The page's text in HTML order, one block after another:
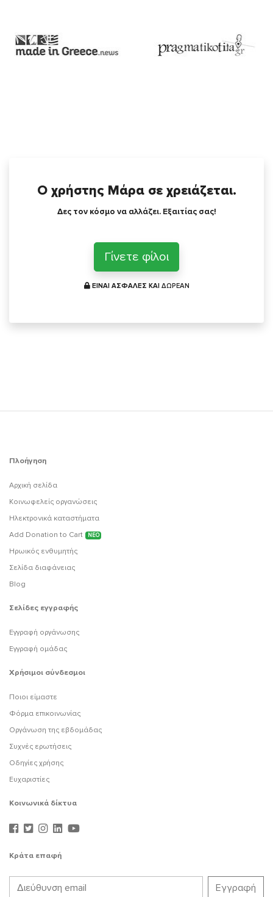
Ο χρήστης Μάρα σε χρειάζεται.
Δες τον κόσμο να αλλάζει. Εξαιτίας σας!
Γίνετε φίλοι
ΕΙΝΑΙ ΑΣΦΑΛΕΣ ΚΑΙ ΔΩΡΕΑΝ
Πλοήγηση
Αρχική σελίδα
Κοινωφελείς οργανώσεις
Ηλεκτρονικά καταστήματα
Add Donation to Cart
ΝΕΟ
Ηρωικός ενθυμητής
Σελίδα διαφάνειας
Blog
Σελίδες εγγραφής
Εγγραφή οργάνωσης
Εγγραφή ομάδας
Χρήσιμοι σύνδεσμοι
Ποιοι είμαστε
Φόρμα επικοινωνίας
Οργάνωση της εβδομάδας
Συχνές ερωτήσεις
Οδηγίες χρήσης
Ευχαριστίες
Κοινωνικά δίκτυα
Κράτα επαφή